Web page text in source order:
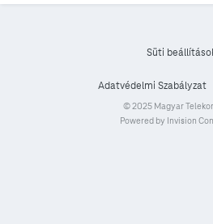
Süti
Adatvédelmi Szabályzat
© 2025 Magyar
Powered by Invision